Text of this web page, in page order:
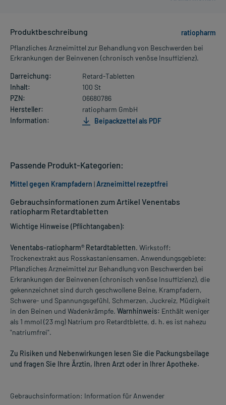
Produktbeschreibung
ratiopharm
Pflanzliches Arzneimittel zur Behandlung von Beschwerden bei
Erkrankungen der Beinvenen (chronisch venöse Insuffizienz).
Darreichung:
Retard-Tabletten
Inhalt:
100 St
PZN:
06680786
Hersteller:
ratiopharm GmbH
Information:
Beipackzettel als PDF
Gebrauchsinformationen zum Artikel Venentabs
ratiopharm Retardtabletten
Wichtige Hinweise (Pflichtangaben):
Venentabs-ratiopharm® Retardtabletten. Wirkstoff:
Trockenextrakt aus Rosskastaniensamen. Anwendungsgebiete:
Pflanzliches Arzneimittel zur Behandlung von Beschwerden bei
Erkrankungen der Beinvenen (chronisch venöse Insuffizienz), die
gekennzeichnet sind durch geschwollene Beine, Krampfadern,
Schwere- und Spannungsgefühl, Schmerzen, Juckreiz, Müdigkeit
in den Beinen und Wadenkrämpfe. Warnhinweis: Enthält weniger
als 1 mmol (23 mg) Natrium pro Retardtblette, d. h. es ist nahezu
"natriumfrei".
Zu Risiken und Nebenwirkungen lesen Sie die Packungsbeilage
und fragen Sie Ihre Ärztin, Ihren Arzt oder in Ihrer Apotheke.
Gebrauchsinformation: Information für Anwender
Passende Produkt-Kategorien:
Mittel gegen Krampfadern |Arzneimittel rezeptfrei